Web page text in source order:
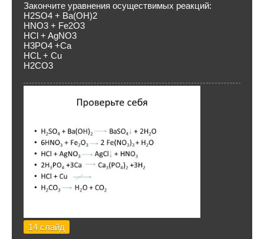
Закончите уравнения осуществимых реакций:
H2SO4 + Ba(OH)2
HNO3 + Fe2O3
HCl + AgNO3
H3PO4 +Ca
HCL + Cu
H2CO3
14 слайд